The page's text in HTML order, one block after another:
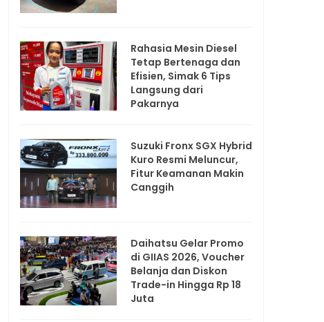
Rahasia Mesin Diesel
Tetap Bertenaga dan
Efisien, Simak 6 Tips
Langsung dari
Pakarnya
Suzuki Fronx SGX Hybrid
Kuro Resmi Meluncur,
Fitur Keamanan Makin
Canggih
Daihatsu Gelar Promo
di GIIAS 2026, Voucher
Belanja dan Diskon
Trade-in Hingga Rp 18
Juta